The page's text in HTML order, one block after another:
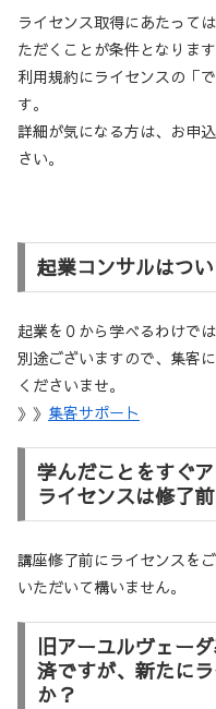
ライセンス取得にあたって
ただくことが条件となります
利用規約にライセンスの「
す。
詳細が気になる方は、お申
さい。
起業コンサルはつ
起業を０から学べるわけで
別途ございますので、集客
くださいませ。
》》 集客サポート
学んだことをすぐ
ライセンスは修了
講座修了前にライセンスを
いただいて構いません。
旧アーユルヴェー
済ですが、新たに
か？